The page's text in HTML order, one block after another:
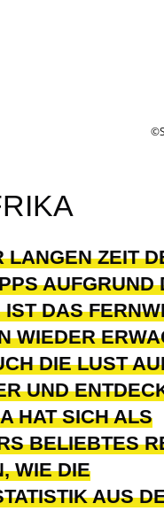
LANGEN ZEIT
AUFGRUND
IST DAS
WIEDER
DIE LUST
UND
HAT SICH ALS
BELIEBTES
WIE DIE
AUS